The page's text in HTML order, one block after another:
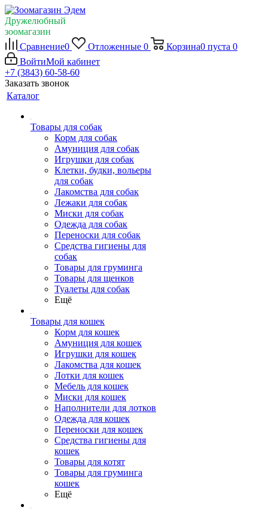
Дружелюбный
зоомагазин
Сравнение0 Отложенные 0 Корзина0 пуста 0
ВойтиМой кабинет
+7 (3843) 60-58-60
Заказать звонок
Каталог
Товары для собак
Корм для собак
Амуниция для собак
Игрушки для собак
Клетки, будки, вольеры
для собак
Лакомства для собак
Лежаки для собак
Миски для собак
Одежда для собак
Переноски для собак
Средства гигиены для
собак
Товары для груминга
Товары для щенков
Туалеты для собак
Ещё
Товары для кошек
Корм для кошек
Амуниция для кошек
Игрушки для кошек
Лакомства для кошек
Лотки для кошек
Мебель для кошек
Миски для кошек
Наполнители для лотков
Одежда для кошек
Переноски для кошек
Средства гигиены для
кошек
Товары для котят
Товары для груминга
кошек
Ещё